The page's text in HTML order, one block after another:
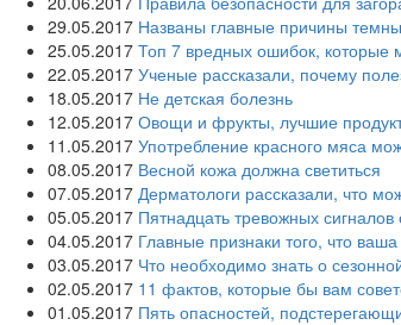
29.05.2017 Названы главные причины
25.05.2017 Топ 7 вредных ошибок,
22.05.2017 Ученые рассказали, почему
18.05.2017 Не детская болезнь
12.05.2017 Овощи и фрукты, лучшие
11.05.2017 Употребление красного мяса
08.05.2017 Весной кожа должна светиться
07.05.2017 Дерматологи рассказали, что
05.05.2017 Пятнадцать тревожных
04.05.2017 Главные признаки того, что
03.05.2017 Что необходимо знать о
02.05.2017 11 фактов, которые бы вам
01.05.2017 Пять опасностей,